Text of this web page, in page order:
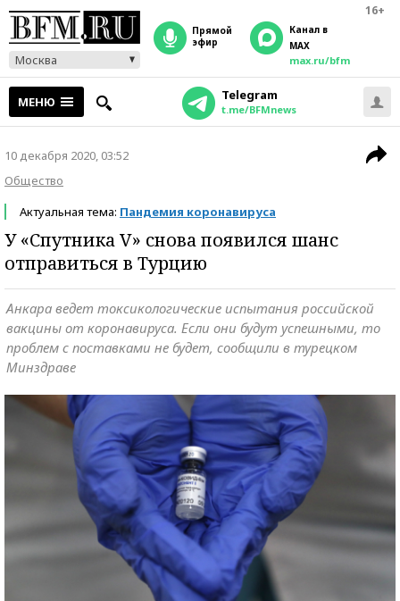
16+
Москва
прямой
эфир
Канал в
MAX
max.ru/bfm
МЕНЮ Telegram
t.me/BFMnews
10 декабря 2020, 03:52
Общество
Актуальная тема: Пандемия коронавируса
У «Спутника V» снова появился шанс
отправиться в Турцию
Анкара ведет токсикологические испытания российской
вакцины от коронавируса. Если они будут успешными, то
проблем с поставками не будет, сообщили в турецком
Минздраве